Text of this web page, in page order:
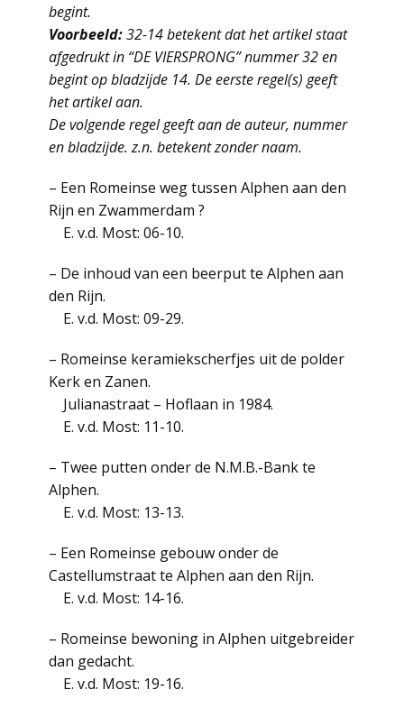
begint.
Voorbeeld:32-14 betekent dat het artikel staat
afgedrukt in “DE VIERSPRONG” nummer 32 en
begint op bladzijde 14. De eerste regel(s) geeft
het artikel aan.
De volgende regel geeft aan de auteur, nummer
en bladzijde. z.n. betekent zonder naam.
– Een Romeinse weg tussen Alphen aan den
Rijn en Zwammerdam ?
E. v.d. Most: 06-10.
– De inhoud van een beerput te Alphen aan
den Rijn.
E. v.d. Most: 09-29.
– Romeinse keramiekscherfjes uit de polder
Kerk en Zanen.
Julianastraat – Hoflaan in 1984.
E. v.d. Most: 11-10.
– Twee putten onder de N.M.B.-Bank te
Alphen.
E. v.d. Most: 13-13.
– Een Romeinse gebouw onder de
Castellumstraat te Alphen aan den Rijn.
E. v.d. Most: 14-16.
– Romeinse bewoning in Alphen uitgebreider
dan gedacht.
E. v.d. Most: 19-16.